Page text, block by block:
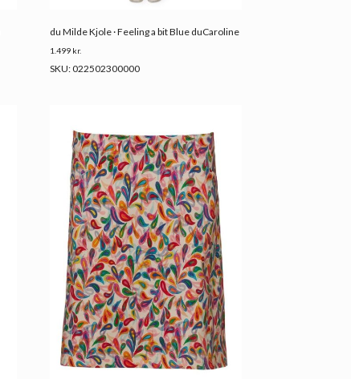
du Milde Kjole · Feeling a bit Blue duCaroline
1.499 kr.
SKU: 022502300000